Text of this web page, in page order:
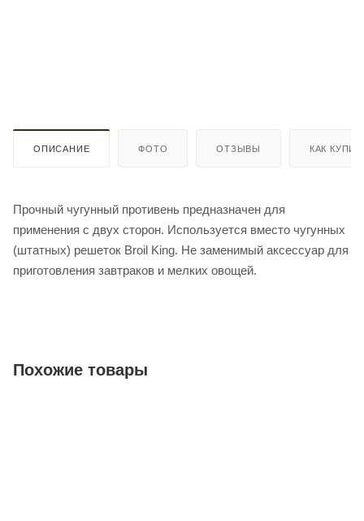
ОПИСАНИЕ ФОТО ОТЗЫВЫ КАК
Прочный чугунный противень предназначен для
применения с двух сторон. Используется вместо чугунных
(штатных) решеток Broil King. Не заменимый аксессуар для
приготовления завтраков и мелких овощей.
Похожие товары